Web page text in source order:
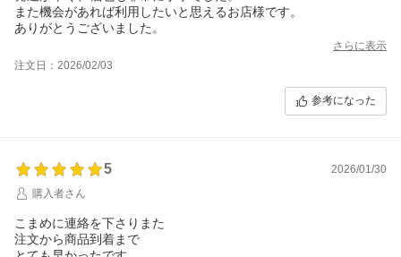
また機会があれば利用したいと思えるお店様です。
ありがとうございました。
さらに表示
注文日：2026/02/03
参考になった
5
2026/01/30
購入者さん
こまめに連絡を下さりまた
注文から商品到着まで